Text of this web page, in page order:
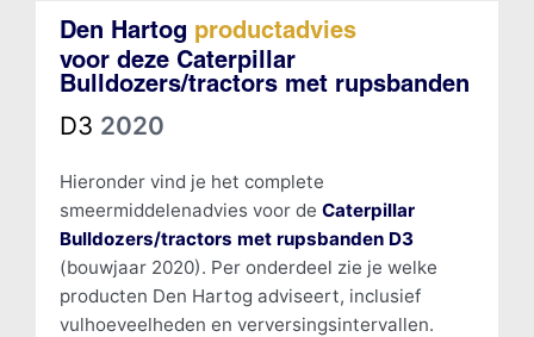
Producten
Referenties
Kennisbank
Den Hartog productadvies
voor deze Caterpillar
Bulldozers/tractors met rupsbanden
D3 2020
Hieronder vind je het complete
smeermiddelenadvies voor de Caterpillar
Bulldozers/tractors met rupsbanden D3
(bouwjaar 2020). Per onderdeel zie je welke
producten Den Hartog adviseert, inclusief
vulhoeveelheden en verversingsintervallen.